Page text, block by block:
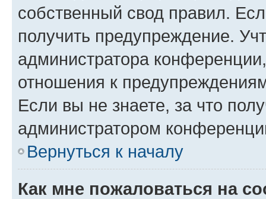
собственный свод правил.
получить предупреждение.
администратора
отношения к
Если вы не знаете, за что
администратором
Вернуться к началу
Как мне пожаловаться на